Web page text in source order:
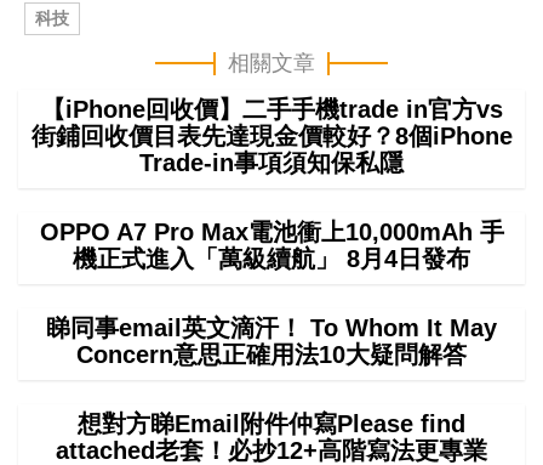
科技
相關文章
【iPhone回收價】二手手機trade in官方vs
街鋪回收價目表先達現金價較好？8個iPhone
Trade-in事項須知保私隱
OPPO A7 Pro Max電池衝上10,000mAh 手
機正式進入「萬級續航」 8月4日發布
睇同事email英文滴汗！ To Whom It May
Concern意思正確用法10大疑問解答
想對方睇Email附件仲寫Please find
attached老套！必抄12+高階寫法更專業